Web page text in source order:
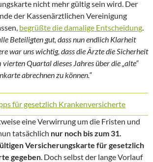
nicht mehr gültig sein wird. Der
der Kassenärztlichen Vereinigung
begrüßte die damalige Entscheidung.
Beteiligten gut, dass nun endlich Klarheit
war uns wichtig, dass die Ärzte die Sicherheit
Quartal dieses Jahres über die „alte“
abrechnen zu können.“
für gesetzlich Krankenversicherte
eine Verwirrung um die Fristen und
tatsächlich nur noch bis zum 31.
Versicherungskarte für gesetzlich
gegeben. Doch selbst der lange Vorlauf